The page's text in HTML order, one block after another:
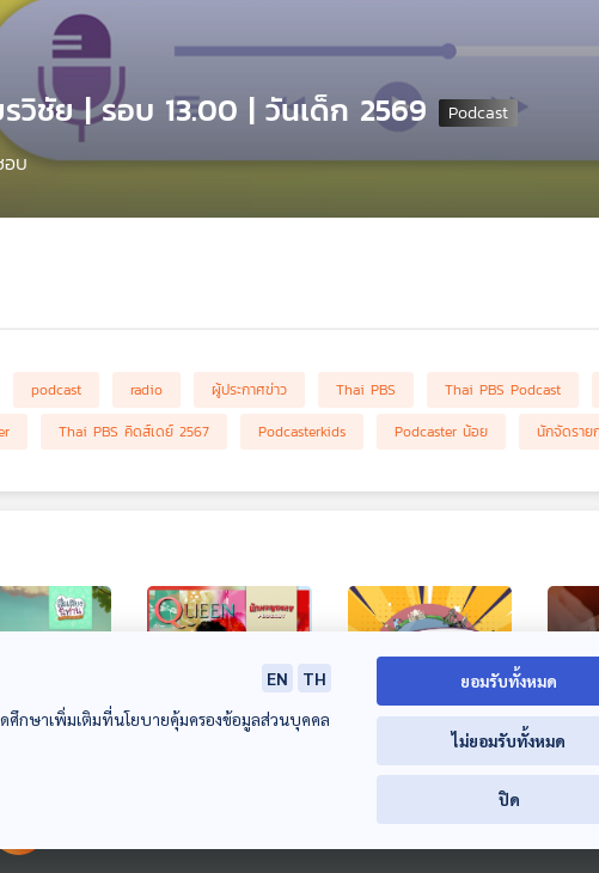
วิชัย | รอบ 13.00 | วันเด็ก 2569
บ
podcast radio ผู้ประกาศข่าว Thai PBS Thai PBS Podcast
Thai PBS คิดส์เดย์ 2567 Podcasterkids Podcaster น้อย นักจัดราย
EP. 91: สมมุติว่า! |
EP.
หิว "
00:00:00
EN
TH
ดศึกษาเพิ่มเติมที่นโยบายคุ้มครองข้อมูลส่วนบุคคล
ยอมรับทั้งหมด
ไม่ยอมรับทั้งหมด
ปิด